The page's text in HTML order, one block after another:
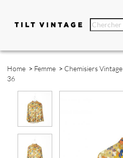
Home > Femme > Chemisiers Vintage
36